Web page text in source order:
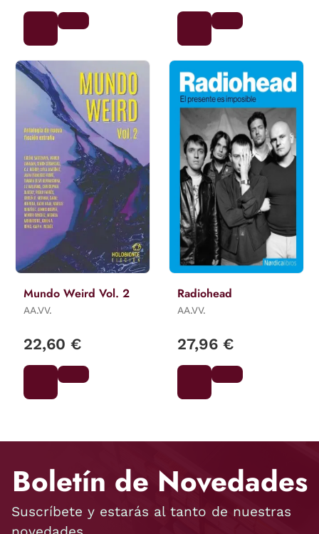
Mundo Weird Vol. 2
AA.VV.
22,60 €
Radiohead
AA.VV.
27,96 €
Boletín de Novedades
Suscríbete y estarás al tanto de nuestras